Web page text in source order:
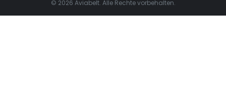
© 2026 Aviabelt. Alle Rechte vorbehalten.